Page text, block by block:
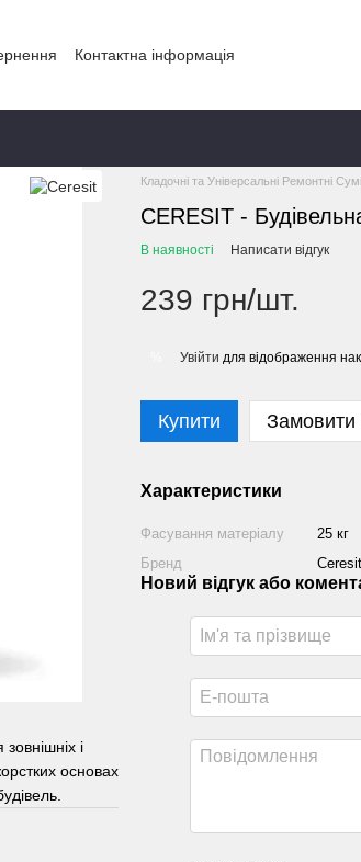
Контактна інформація
і
основах
Кладочні та Універсальні Ремонтні
CERESIT -
В наявності Написати відгук
239 грн/шт.
Увійти для відображення
Купити
Характеристики
Фасування матеріалу
25 кг
Бренд
Ceresit
Новий відгук або